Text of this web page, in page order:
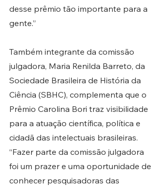
desse prêmio tão importante para a
gente.”
Também integrante da comissão
julgadora, Maria Renilda Barreto, da
Sociedade Brasileira de História da
Ciência (SBHC), complementa que o
Prêmio Carolina Bori traz visibilidade
para a atuação científica, política e
cidadã das intelectuais brasileiras.
“Fazer parte da comissão julgadora
foi um prazer e uma oportunidade de
conhecer pesquisadoras das